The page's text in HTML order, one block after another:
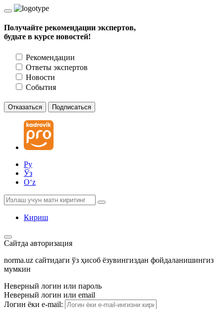
Получайте рекомендации экспертов,
будьте в курсе новостей!
Рекомендации
Ответы экспертов
Новости
События
Отказаться Подписаться
Ру
Ўз
Oʻz
Кириш
Сайтда авторизация
norma.uz сайтидаги ўз ҳисоб ёзувингиздан фойдаланишингиз
мумкин
Неверный логин или пароль
Неверный логин или email
Логин ёки e-mail: